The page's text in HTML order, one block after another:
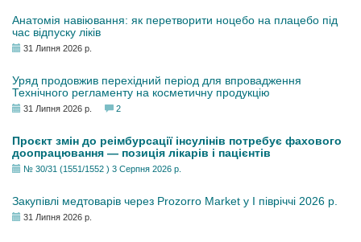
Анатомія навіювання: як перетворити ноцебо на плацебо під
час відпуску ліків
31 Липня 2026 р.
Уряд продовжив перехідний період для впровадження
Технічного регламенту на косметичну продукцію
31 Липня 2026 р. 2
Проєкт змін до реімбурсації інсулінів потребує фахового
доопрацювання — позиція лікарів і пацієнтів
№ 30/31 (1551/1552 ) 3 Серпня 2026 р.
Закупівлі медтоварів через Prozorro Market у I півріччі 2026 р.
31 Липня 2026 р.